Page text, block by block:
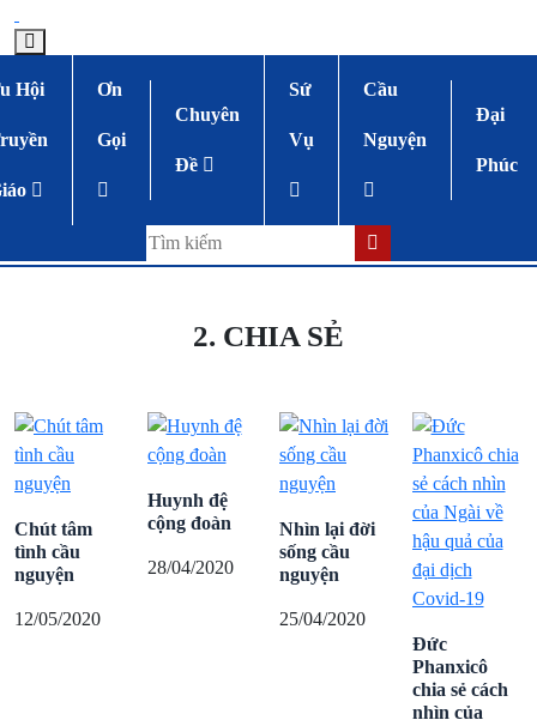
Hội Ơn
Gọi
Chuyên
Đề
Sứ
Vụ
Cầu
Nguyện
Đại
Phúc
2. CHIA SẺ
Chút tâm
tình cầu
nguyện
12/05/2020
Huynh đệ
cộng đoàn
28/04/2020
Nhìn lại đời
sống cầu
nguyện
25/04/2020
Đức
Phanxicô
chia sẻ cách
nhìn của